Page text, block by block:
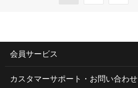
会員サービス
カスタマーサポート・お問い合わせ